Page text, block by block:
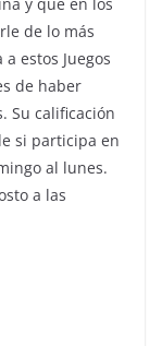
de lo más
estos Juegos
de haber
Su calificación
si participa en
al lunes.
a las